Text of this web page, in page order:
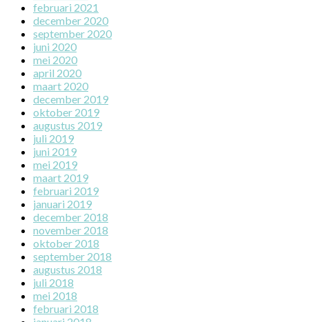
februari 2021
december 2020
september 2020
juni 2020
mei 2020
april 2020
maart 2020
december 2019
oktober 2019
augustus 2019
juli 2019
juni 2019
mei 2019
maart 2019
februari 2019
januari 2019
december 2018
november 2018
oktober 2018
september 2018
augustus 2018
juli 2018
mei 2018
februari 2018